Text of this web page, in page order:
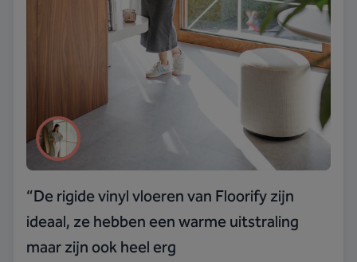
“De rigide vinyl vloeren van Floorify zijn
ideaal, ze hebben een warme uitstraling
maar zijn ook heel erg